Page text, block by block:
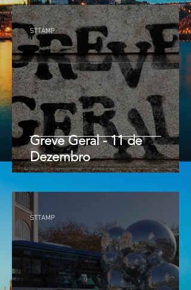
Greve Geral - 11 de
Dezembro
STTAMP
STTAMP